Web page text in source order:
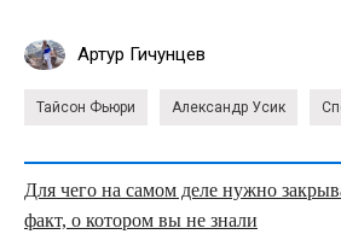
Артур Гичунцев
Тайсон Фьюри Александр Усик
Для чего на самом деле нужно
факт, о котором вы не знали